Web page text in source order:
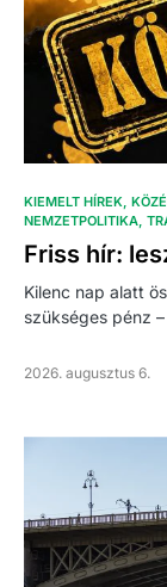
KIEMELT HÍREK
NEMZETPOLITIKA
Friss hír:
Kilenc nap alatt
szükséges pénz
2026. augusztus 6.